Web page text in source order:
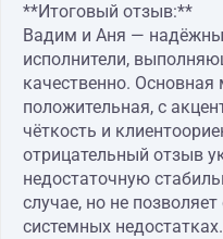
**Итоговый отзыв:**
Вадим и Аня —
исполнители,
качественно.
положительная, с
чёткость и
отрицательный отзыв
недостаточную
случае, но не
системных недостатках.